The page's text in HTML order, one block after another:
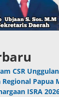
CSR
Regional Papua
ISRA